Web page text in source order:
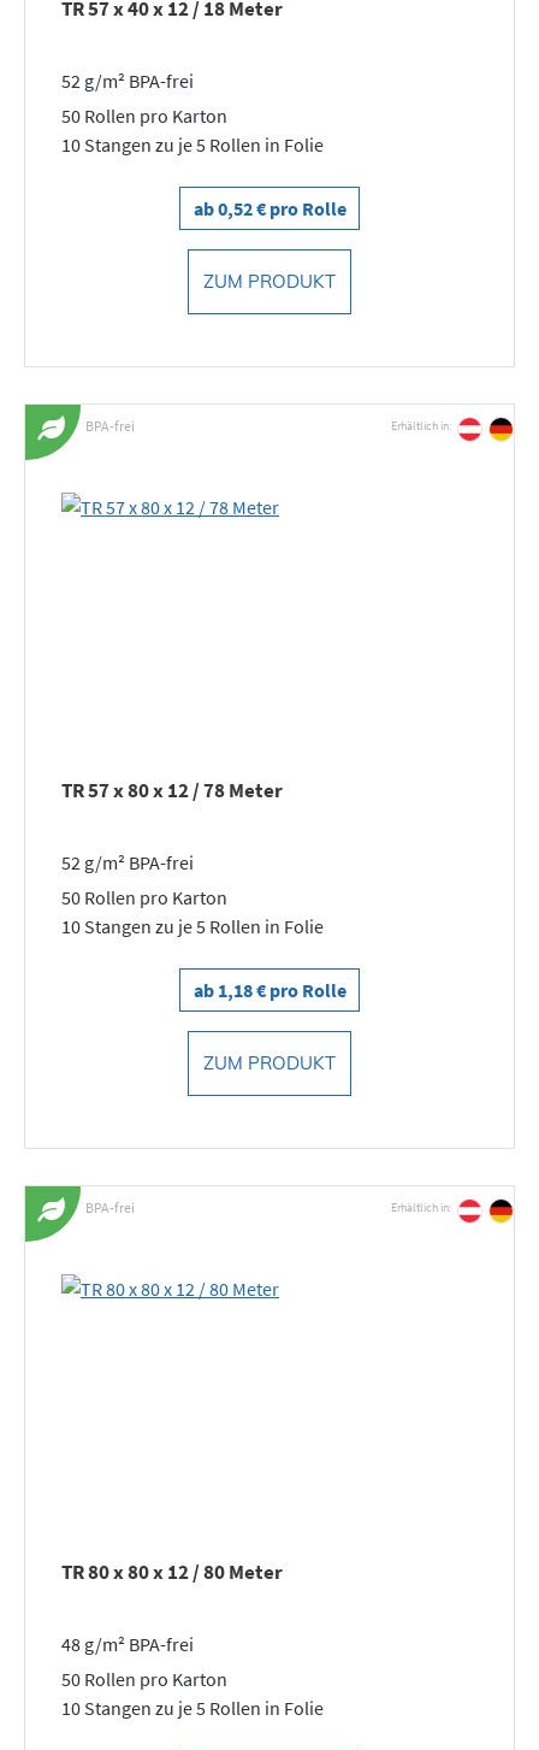
TR 57 x 40 x 12 / 18 Meter
52 g/m² BPA-frei
50 Rollen pro Karton
10 Stangen zu je 5 Rollen in Folie
ab 0,52 € pro Rolle
ZUM PRODUKT
BPA-frei Erhältlich in:
TR 57 x 80 x 12 / 78 Meter
52 g/m² BPA-frei
50 Rollen pro Karton
10 Stangen zu je 5 Rollen in Folie
ab 1,18 € pro Rolle
ZUM PRODUKT
BPA-frei Erhältlich in:
TR 80 x 80 x 12 / 80 Meter
48 g/m² BPA-frei
50 Rollen pro Karton
10 Stangen zu je 5 Rollen in Folie